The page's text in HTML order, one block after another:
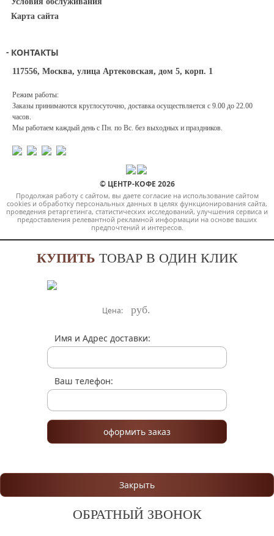
Карта сайта
КОНТАКТЫ
117556, Москва, улица Артековская, дом 5, корп. 1
Режим работы:
Заказы принимаются круглосуточно, доставка осуществляется с 9.00 до 22.00
часов.
Мы работаем каждый день с Пн. по Вс. без выходных и праздников.
© ЦЕНТР-КОФЕ 2026
Продолжая работу с сайтом, вы даете согласие на использование сайтом
cookies и обработку персональных данных в целях функционирования сайта,
проведения ретаргетинга, статистических исследований, улучшения сервиса и
предоставления релевантной рекламной информации на основе ваших
предпочтений и интересов.
КУПИТЬ ТОВАР В ОДИН КЛИК
Цена: руб.
Имя и Адрес доставки:
Ваш телефон:
оформить заказ
Закрыть
ОБРАТНЫЙ ЗВОНОК